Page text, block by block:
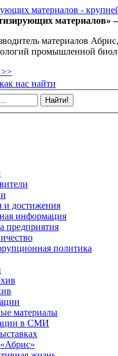
материалов»
материалов Абрис,
промышленной
>>
как нас найти
и достижения
информация
предприятия
политика
материалы
в СМИ